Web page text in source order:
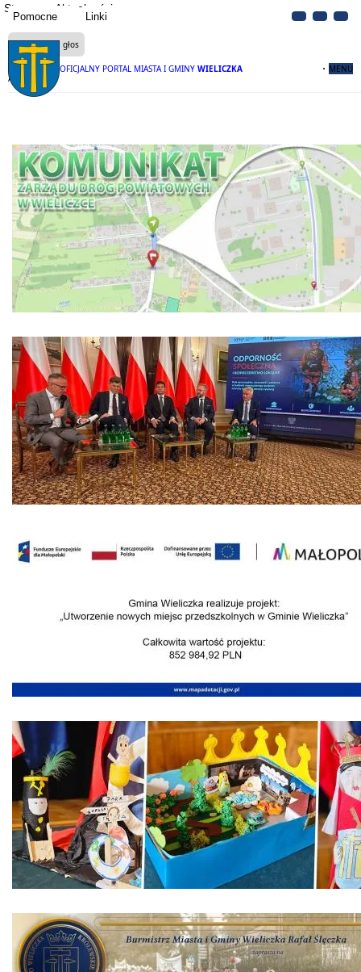
Pomocne Linki
OFICJALNY PORTAL MIASTA I GMINY WIELICZKA MENU
Strona Aktualności
Czytaj na głos
Aktualności